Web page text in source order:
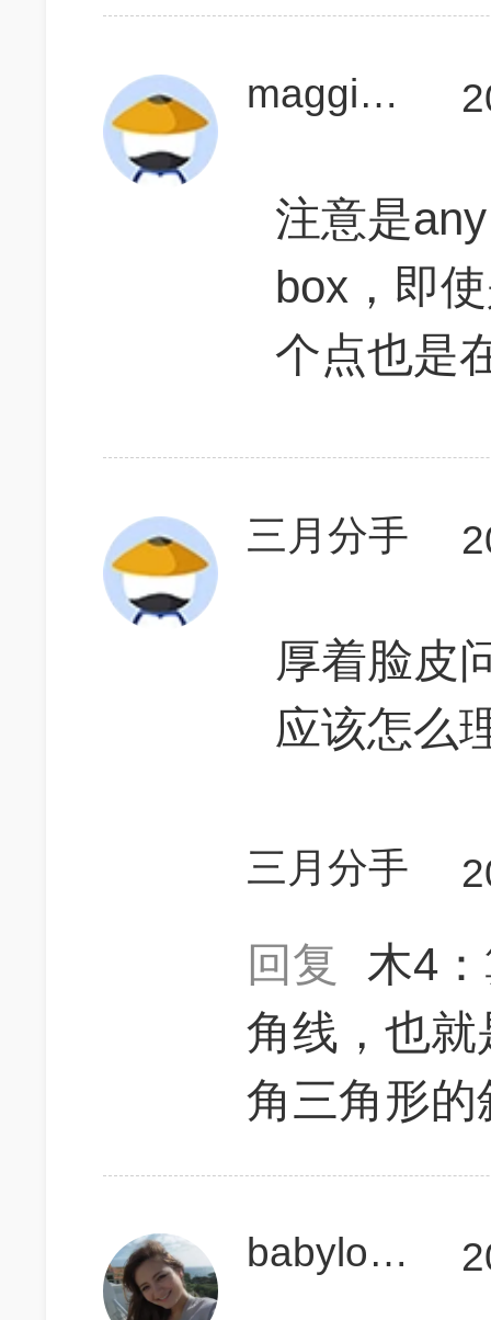
maggiemay
注意是
box，即
个点也是
三月分手
厚着脸皮
应该怎么
三月分手
回复 木4：
角线，也
角三角形的
babylonia